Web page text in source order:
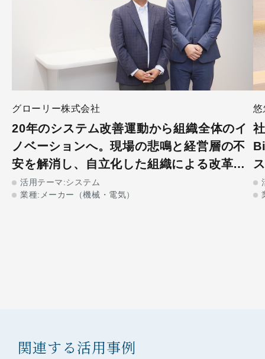
グローリー株式会社
20年のシステム改善運動から組織全体のイ
ノベーションへ。現場の悲鳴と経営層の不
安を解消し、自立化した組織による改革が
進行
活用テーマ:システム
業種:メーカー（機械・電気）
悠
関連する活用事例